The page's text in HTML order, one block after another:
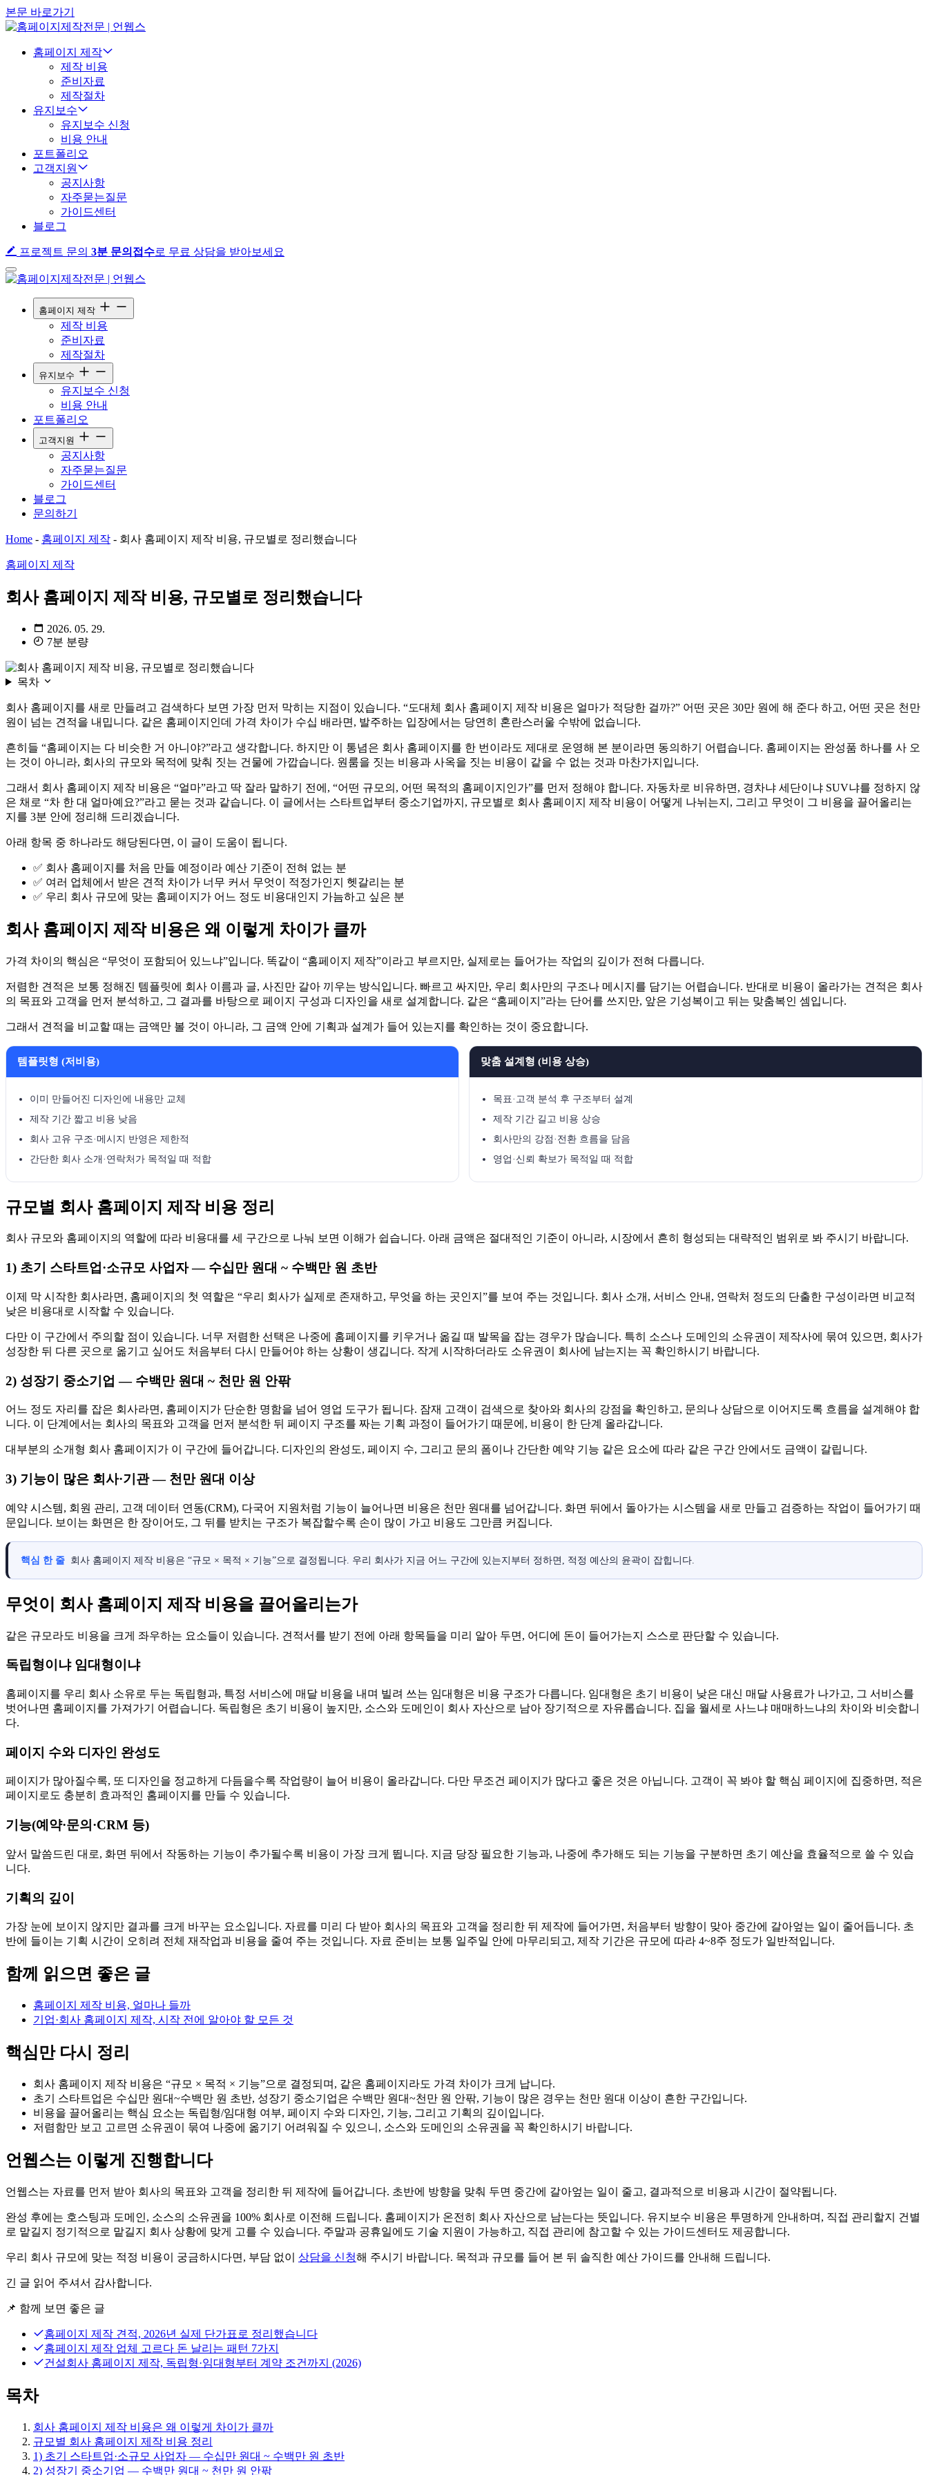
본문 바로가기
홈페이지 제작
제작 비용
준비자료
제작절차
유지보수
유지보수 신청
비용 안내
포트폴리오
고객지원
공지사항
자주묻는질문
가이드센터
블로그
프로젝트 문의 3분 문의접수로 무료 상담을 받아보세요
홈페이지 제작
제작 비용
준비자료
제작절차
유지보수
유지보수 신청
비용 안내
포트폴리오
고객지원
공지사항
자주묻는질문
가이드센터
블로그
문의하기
Home - 홈페이지 제작 - 회사 홈페이지 제작 비용, 규모별로 정리했습니다
홈페이지 제작
회사 홈페이지 제작 비용, 규모별로 정리했습니다
2026. 05. 29.
7분 분량
목차
회사 홈페이지를 새로 만들려고 검색하다 보면 가장 먼저 막히는 지점이 있습니다. “도대체 회사 홈페이지 제작 비용은 얼마가 적당한 걸까?” 어떤 곳은 30만 원에 해 준다 하고, 어떤 곳은 천만
원이 넘는 견적을 내밉니다. 같은 홈페이지인데 가격 차이가 수십 배라면, 발주하는 입장에서는 당연히 혼란스러울 수밖에 없습니다.
흔히들 “홈페이지는 다 비슷한 거 아니야?”라고 생각합니다. 하지만 이 통념은 회사 홈페이지를 한 번이라도 제대로 운영해 본 분이라면 동의하기 어렵습니다. 홈페이지는 완성품 하나를 사 오
는 것이 아니라, 회사의 규모와 목적에 맞춰 짓는 건물에 가깝습니다. 원룸을 짓는 비용과 사옥을 짓는 비용이 같을 수 없는 것과 마찬가지입니다.
그래서 회사 홈페이지 제작 비용은 “얼마”라고 딱 잘라 말하기 전에, “어떤 규모의, 어떤 목적의 홈페이지인가”를 먼저 정해야 합니다. 자동차로 비유하면, 경차냐 세단이냐 SUV냐를 정하지 않
은 채로 “차 한 대 얼마예요?”라고 묻는 것과 같습니다. 이 글에서는 스타트업부터 중소기업까지, 규모별로 회사 홈페이지 제작 비용이 어떻게 나뉘는지, 그리고 무엇이 그 비용을 끌어올리는
지를 3분 안에 정리해 드리겠습니다.
아래 항목 중 하나라도 해당된다면, 이 글이 도움이 됩니다.
✅ 회사 홈페이지를 처음 만들 예정이라 예산 기준이 전혀 없는 분
✅ 여러 업체에서 받은 견적 차이가 너무 커서 무엇이 적정가인지 헷갈리는 분
✅ 우리 회사 규모에 맞는 홈페이지가 어느 정도 비용대인지 가늠하고 싶은 분
회사 홈페이지 제작 비용은 왜 이렇게 차이가 클까
가격 차이의 핵심은 “무엇이 포함되어 있느냐”입니다. 똑같이 “홈페이지 제작”이라고 부르지만, 실제로는 들어가는 작업의 깊이가 전혀 다릅니다.
저렴한 견적은 보통 정해진 템플릿에 회사 이름과 글, 사진만 갈아 끼우는 방식입니다. 빠르고 싸지만, 우리 회사만의 구조나 메시지를 담기는 어렵습니다. 반대로 비용이 올라가는 견적은 회사
의 목표와 고객을 먼저 분석하고, 그 결과를 바탕으로 페이지 구성과 디자인을 새로 설계합니다. 같은 “홈페이지”라는 단어를 쓰지만, 앞은 기성복이고 뒤는 맞춤복인 셈입니다.
그래서 견적을 비교할 때는 금액만 볼 것이 아니라, 그 금액 안에 기획과 설계가 들어 있는지를 확인하는 것이 중요합니다.
템플릿형 (저비용)
이미 만들어진 디자인에 내용만 교체
제작 기간 짧고 비용 낮음
회사 고유 구조·메시지 반영은 제한적
간단한 회사 소개·연락처가 목적일 때 적합
맞춤 설계형 (비용 상승)
목표·고객 분석 후 구조부터 설계
제작 기간 길고 비용 상승
회사만의 강점·전환 흐름을 담음
영업·신뢰 확보가 목적일 때 적합
규모별 회사 홈페이지 제작 비용 정리
회사 규모와 홈페이지의 역할에 따라 비용대를 세 구간으로 나눠 보면 이해가 쉽습니다. 아래 금액은 절대적인 기준이 아니라, 시장에서 흔히 형성되는 대략적인 범위로 봐 주시기 바랍니다.
1) 초기 스타트업·소규모 사업자 — 수십만 원대 ~ 수백만 원 초반
이제 막 시작한 회사라면, 홈페이지의 첫 역할은 “우리 회사가 실제로 존재하고, 무엇을 하는 곳인지”를 보여 주는 것입니다. 회사 소개, 서비스 안내, 연락처 정도의 단출한 구성이라면 비교적
낮은 비용대로 시작할 수 있습니다.
다만 이 구간에서 주의할 점이 있습니다. 너무 저렴한 선택은 나중에 홈페이지를 키우거나 옮길 때 발목을 잡는 경우가 많습니다. 특히 소스나 도메인의 소유권이 제작사에 묶여 있으면, 회사가
성장한 뒤 다른 곳으로 옮기고 싶어도 처음부터 다시 만들어야 하는 상황이 생깁니다. 작게 시작하더라도 소유권이 회사에 남는지는 꼭 확인하시기 바랍니다.
2) 성장기 중소기업 — 수백만 원대 ~ 천만 원 안팎
어느 정도 자리를 잡은 회사라면, 홈페이지가 단순한 명함을 넘어 영업 도구가 됩니다. 잠재 고객이 검색으로 찾아와 회사의 강점을 확인하고, 문의나 상담으로 이어지도록 흐름을 설계해야 합
니다. 이 단계에서는 회사의 목표와 고객을 먼저 분석한 뒤 페이지 구조를 짜는 기획 과정이 들어가기 때문에, 비용이 한 단계 올라갑니다.
대부분의 소개형 회사 홈페이지가 이 구간에 들어갑니다. 디자인의 완성도, 페이지 수, 그리고 문의 폼이나 간단한 예약 기능 같은 요소에 따라 같은 구간 안에서도 금액이 갈립니다.
3) 기능이 많은 회사·기관 — 천만 원대 이상
예약 시스템, 회원 관리, 고객 데이터 연동(CRM), 다국어 지원처럼 기능이 늘어나면 비용은 천만 원대를 넘어갑니다. 화면 뒤에서 돌아가는 시스템을 새로 만들고 검증하는 작업이 들어가기 때
문입니다. 보이는 화면은 한 장이어도, 그 뒤를 받치는 구조가 복잡할수록 손이 많이 가고 비용도 그만큼 커집니다.
핵심 한 줄 회사 홈페이지 제작 비용은 “규모 × 목적 × 기능”으로 결정됩니다. 우리 회사가 지금 어느 구간에 있는지부터 정하면, 적정 예산의 윤곽이 잡힙니다.
무엇이 회사 홈페이지 제작 비용을 끌어올리는가
같은 규모라도 비용을 크게 좌우하는 요소들이 있습니다. 견적서를 받기 전에 아래 항목들을 미리 알아 두면, 어디에 돈이 들어가는지 스스로 판단할 수 있습니다.
독립형이냐 임대형이냐
홈페이지를 우리 회사 소유로 두는 독립형과, 특정 서비스에 매달 비용을 내며 빌려 쓰는 임대형은 비용 구조가 다릅니다. 임대형은 초기 비용이 낮은 대신 매달 사용료가 나가고, 그 서비스를
벗어나면 홈페이지를 가져가기 어렵습니다. 독립형은 초기 비용이 높지만, 소스와 도메인이 회사 자산으로 남아 장기적으로 자유롭습니다. 집을 월세로 사느냐 매매하느냐의 차이와 비슷합니
다.
페이지 수와 디자인 완성도
페이지가 많아질수록, 또 디자인을 정교하게 다듬을수록 작업량이 늘어 비용이 올라갑니다. 다만 무조건 페이지가 많다고 좋은 것은 아닙니다. 고객이 꼭 봐야 할 핵심 페이지에 집중하면, 적은
페이지로도 충분히 효과적인 홈페이지를 만들 수 있습니다.
기능(예약·문의·CRM 등)
앞서 말씀드린 대로, 화면 뒤에서 작동하는 기능이 추가될수록 비용이 가장 크게 뜁니다. 지금 당장 필요한 기능과, 나중에 추가해도 되는 기능을 구분하면 초기 예산을 효율적으로 쓸 수 있습
니다.
기획의 깊이
가장 눈에 보이지 않지만 결과를 크게 바꾸는 요소입니다. 자료를 미리 다 받아 회사의 목표와 고객을 정리한 뒤 제작에 들어가면, 처음부터 방향이 맞아 중간에 갈아엎는 일이 줄어듭니다. 초
반에 들이는 기획 시간이 오히려 전체 재작업과 비용을 줄여 주는 것입니다. 자료 준비는 보통 일주일 안에 마무리되고, 제작 기간은 규모에 따라 4~8주 정도가 일반적입니다.
함께 읽으면 좋은 글
홈페이지 제작 비용, 얼마나 들까
기업·회사 홈페이지 제작, 시작 전에 알아야 할 모든 것
핵심만 다시 정리
회사 홈페이지 제작 비용은 “규모 × 목적 × 기능”으로 결정되며, 같은 홈페이지라도 가격 차이가 크게 납니다.
초기 스타트업은 수십만 원대~수백만 원 초반, 성장기 중소기업은 수백만 원대~천만 원 안팎, 기능이 많은 경우는 천만 원대 이상이 흔한 구간입니다.
비용을 끌어올리는 핵심 요소는 독립형/임대형 여부, 페이지 수와 디자인, 기능, 그리고 기획의 깊이입니다.
저렴함만 보고 고르면 소유권이 묶여 나중에 옮기기 어려워질 수 있으니, 소스와 도메인의 소유권을 꼭 확인하시기 바랍니다.
언웹스는 이렇게 진행합니다
언웹스는 자료를 먼저 받아 회사의 목표와 고객을 정리한 뒤 제작에 들어갑니다. 초반에 방향을 맞춰 두면 중간에 갈아엎는 일이 줄고, 결과적으로 비용과 시간이 절약됩니다.
완성 후에는 호스팅과 도메인, 소스의 소유권을 100% 회사로 이전해 드립니다. 홈페이지가 온전히 회사 자산으로 남는다는 뜻입니다. 유지보수 비용은 투명하게 안내하며, 직접 관리할지 건별
로 맡길지 정기적으로 맡길지 회사 상황에 맞게 고를 수 있습니다. 주말과 공휴일에도 기술 지원이 가능하고, 직접 관리에 참고할 수 있는 가이드센터도 제공합니다.
우리 회사 규모에 맞는 적정 비용이 궁금하시다면, 부담 없이 상담을 신청해 주시기 바랍니다. 목적과 규모를 들어 본 뒤 솔직한 예산 가이드를 안내해 드립니다.
긴 글 읽어 주셔서 감사합니다.
📌 함께 보면 좋은 글
홈페이지 제작 견적, 2026년 실제 단가표로 정리했습니다
홈페이지 제작 업체 고르다 돈 날리는 패턴 7가지
건설회사 홈페이지 제작, 독립형·임대형부터 계약 조건까지 (2026)
목차
회사 홈페이지 제작 비용은 왜 이렇게 차이가 클까
규모별 회사 홈페이지 제작 비용 정리
1) 초기 스타트업·소규모 사업자 — 수십만 원대 ~ 수백만 원 초반
2) 성장기 중소기업 — 수백만 원대 ~ 천만 원 안팎